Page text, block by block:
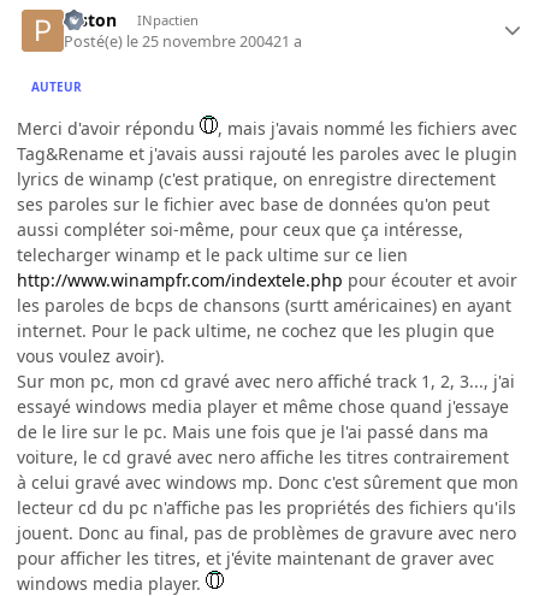
Piston INpactien
Posté(e) le 25 novembre 200421 a
AUTEUR
Merci d'avoir répondu
, mais j'avais nommé les fichiers avec
Tag&Rename et j'avais aussi rajouté les paroles avec le plugin
lyrics de winamp (c'est pratique, on enregistre directement
ses paroles sur le fichier avec base de données qu'on peut
aussi compléter soi-même, pour ceux que ça intéresse,
telecharger winamp et le pack ultime sur ce lien
http://www.winampfr.com/indextele.php pour écouter et avoir
les paroles de bcps de chansons (surtt américaines) en ayant
internet. Pour le pack ultime, ne cochez que les plugin que
vous voulez avoir).
Sur mon pc, mon cd gravé avec nero affiché track 1, 2, 3..., j'ai
essayé windows media player et même chose quand j'essaye
de le lire sur le pc. Mais une fois que je l'ai passé dans ma
voiture, le cd gravé avec nero affiche les titres contrairement
à celui gravé avec windows mp. Donc c'est sûrement que mon
lecteur cd du pc n'affiche pas les propriétés des fichiers qu'ils
jouent. Donc au final, pas de problèmes de gravure avec nero
pour afficher les titres, et j'évite maintenant de graver avec
windows media player.